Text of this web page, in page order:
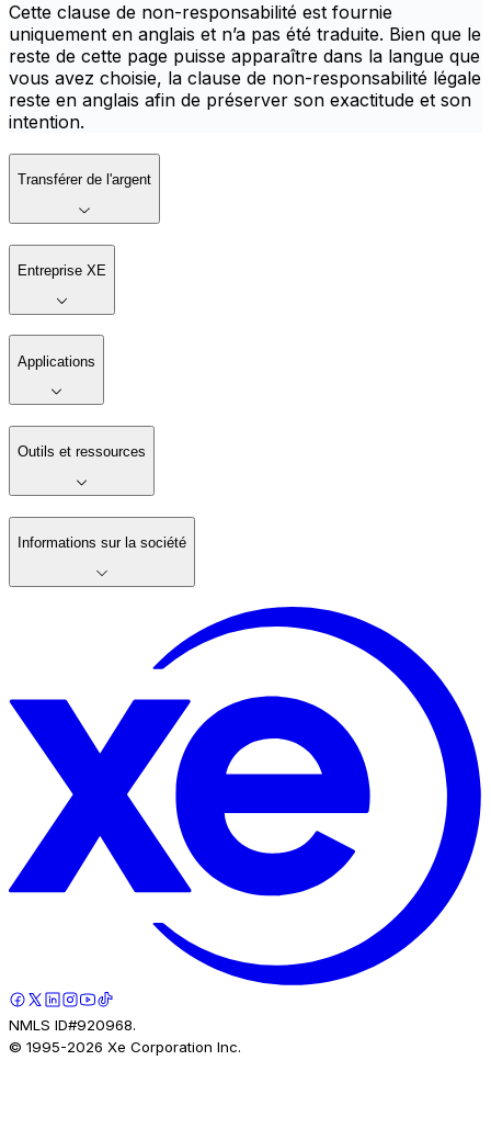
Cette clause de non-responsabilité est fournie
uniquement en anglais et n’a pas été traduite. Bien que le
reste de cette page puisse apparaître dans la langue que
vous avez choisie, la clause de non-responsabilité légale
reste en anglais afin de préserver son exactitude et son
intention.
Transférer de l'argent
Entreprise XE
Applications
Outils et ressources
Informations sur la société
NMLS ID#920968.
© 1995-2026 Xe Corporation Inc.